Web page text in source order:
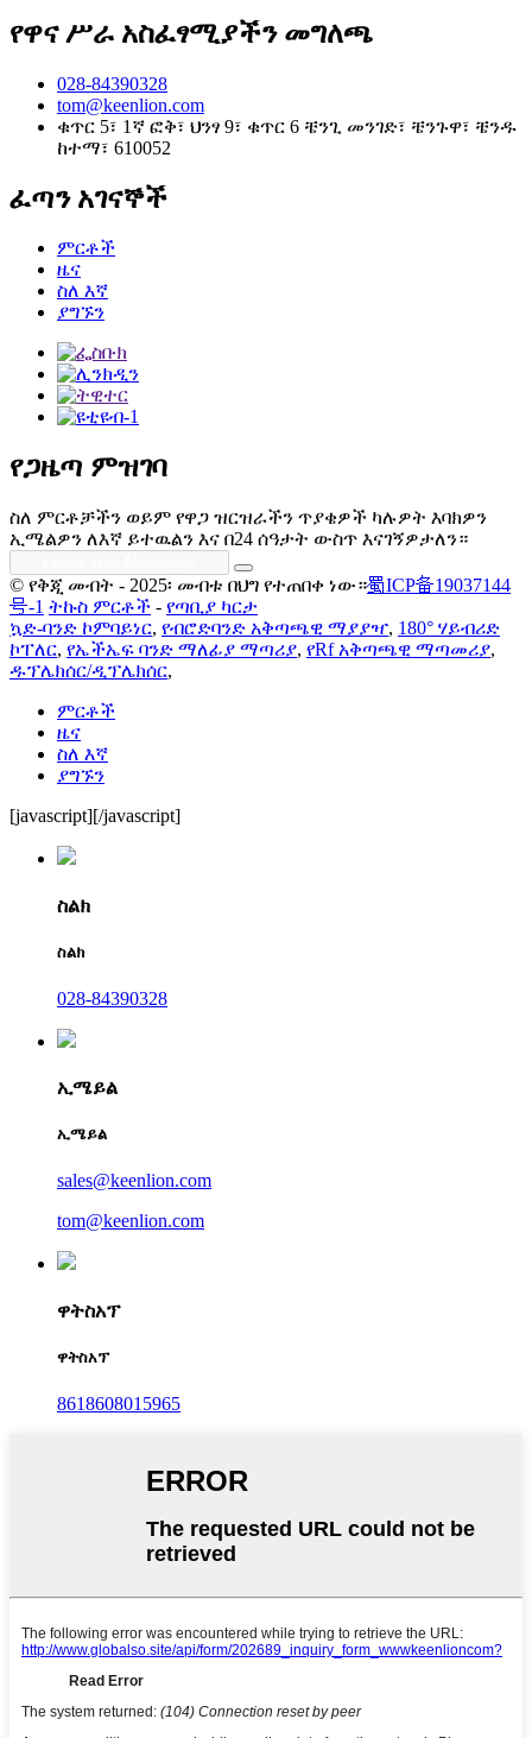
የዋና ሥራ አስፈፃሚያችን መግለጫ
028-84390328
tom@keenlion.com
ቁጥር 5፣ 1ኛ ፎቅ፣ ህንፃ 9፣ ቁጥር 6 ቼንጊ መንገድ፣ ቼንጉዋ፣ ቼንዱ
ከተማ፣ 610052
ፈጣን አገናኞች
ምርቶች
ዜና
ስለ እኛ
ያግኙን
የጋዜጣ ምዝገባ
ስለ ምርቶቻችን ወይም የዋጋ ዝርዝራችን ጥያቄዎች ካሉዎት እባክዎን
ኢሜልዎን ለእኛ ይተዉልን እና በ24 ሰዓታት ውስጥ እናገኝዎታለን።
© የቅጂ መብት - 2025፡ መብቱ በህግ የተጠበቀ ነው።蜀ICP备19037144
号-1 ትኩስ ምርቶች - የጣቢያ ካርታ
ኳድ-ባንድ ኮምባይነር, የብሮድባንድ አቅጣጫዊ ማያያዣ, 180° ሃይብሪድ
ኮፐለር, የኤችኤፍ ባንድ ማለፊያ ማጣሪያ, የRf አቅጣጫዊ ማጣመሪያ,
ዱፕሌክሰር/ዲፕሌክሰር,
ምርቶች
ዜና
ስለ እኛ
ያግኙን
[javascript][/javascript]
ስልክ
ስልክ
028-84390328
ኢሜይል
ኢሜይል
sales@keenlion.com
tom@keenlion.com
ዋትስአፕ
ዋትስአፕ
8618608015965